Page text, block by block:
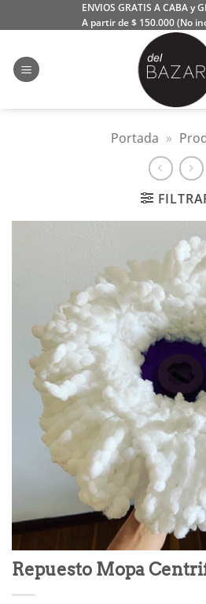
al
ENVIOS GRATIS A CABA y
A partir de $ 150.000 (No
Portada »
Repuesto Mopa